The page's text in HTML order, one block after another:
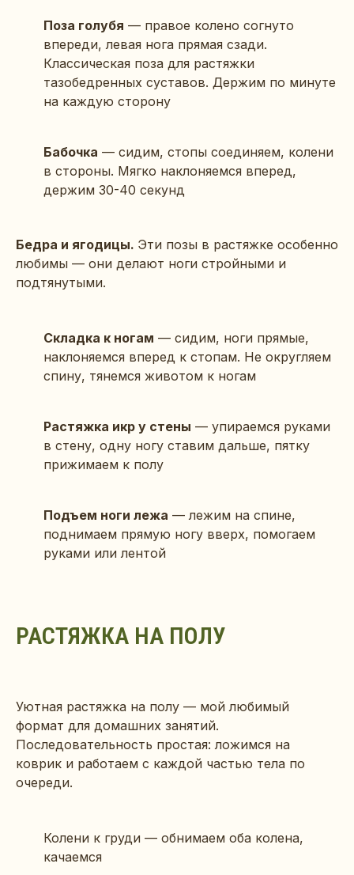
Поза голубя — правое колено согнуто
впереди, левая нога прямая сзади.
Классическая поза для растяжки
тазобедренных суставов. Держим по минуте
на каждую сторону
Бабочка — сидим, стопы соединяем, колени
в стороны. Мягко наклоняемся вперед,
держим 30-40 секунд
Бедра и ягодицы. Эти позы в растяжке особенно
любимы — они делают ноги стройными и
подтянутыми.
Складка к ногам — сидим, ноги прямые,
наклоняемся вперед к стопам. Не округляем
спину, тянемся животом к ногам
Растяжка икр у стены — упираемся руками
в стену, одну ногу ставим дальше, пятку
прижимаем к полу
Подъем ноги лежа — лежим на спине,
поднимаем прямую ногу вверх, помогаем
руками или лентой
РАСТЯЖКА НА ПОЛУ
Уютная растяжка на полу — мой любимый
формат для домашних занятий.
Последовательность простая: ложимся на
коврик и работаем с каждой частью тела по
очереди.
Колени к груди — обнимаем оба колена,
качаемся